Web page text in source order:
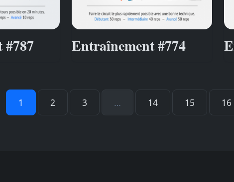
Entraînement #774
1 2 3 … 14 15 16